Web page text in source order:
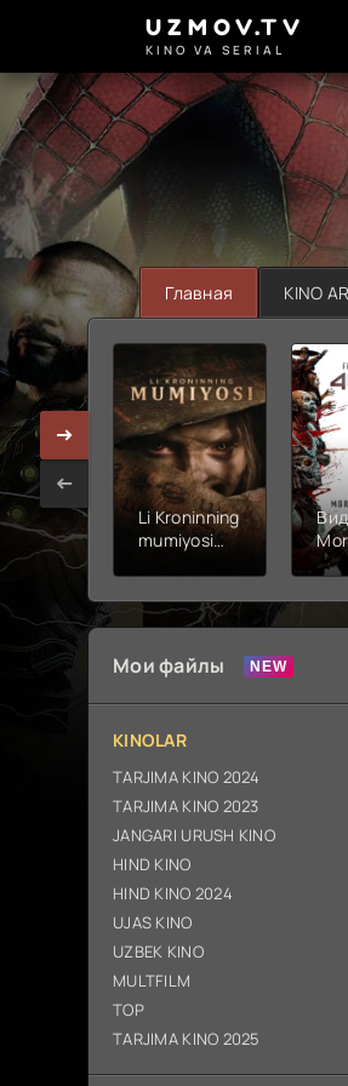
UZMOV.TV
KINO VA SERIAL
Главная KINO
Li Kroninning
mumiyosi
tarjima HD
skachat
Мои файлы
KINOLAR
TARJIMA KINO 2024
TARJIMA KINO 2023
JANGARI URUSH KINO
HIND KINO
HIND KINO 2024
UJAS KINO
UZBEK KINO
MULTFILM
TOP
TARJIMA KINO 2025